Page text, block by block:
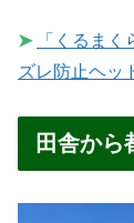
➤
「くるま
ズレ防止ヘッ
田舎から